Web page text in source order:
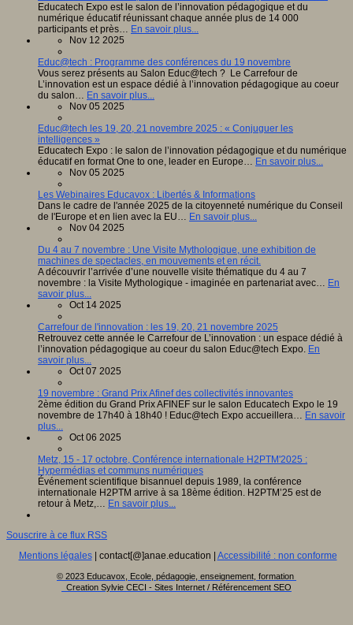
Educatech Expo est le salon de l’innovation pédagogique et du
numérique éducatif réunissant chaque année plus de 14 000
participants et près… En savoir plus...
Nov 12 2025
Educ@tech : Programme des conférences du 19 novembre
Vous serez présents au Salon Educ@tech ? Le Carrefour de
L’innovation est un espace dédié à l’innovation pédagogique au coeur
du salon… En savoir plus...
Nov 05 2025
Educ@tech les 19, 20, 21 novembre 2025 : « Conjuguer les
intelligences »
Educatech Expo : le salon de l’innovation pédagogique et du numérique
éducatif en format One to one, leader en Europe… En savoir plus...
Nov 05 2025
Les Webinaires Educavox : Libertés & Informations
Dans le cadre de l'année 2025 de la citoyenneté numérique du Conseil
de l'Europe et en lien avec la EU… En savoir plus...
Nov 04 2025
Du 4 au 7 novembre : Une Visite Mythologique, une exhibition de
machines de spectacles, en mouvements et en récit.
A découvrir l’arrivée d’une nouvelle visite thématique du 4 au 7
novembre : la Visite Mythologique - imaginée en partenariat avec… En
savoir plus...
Oct 14 2025
Carrefour de l'innovation : les 19, 20, 21 novembre 2025
Retrouvez cette année le Carrefour de L’innovation : un espace dédié à
l’innovation pédagogique au coeur du salon Educ@tech Expo. En
savoir plus...
Oct 07 2025
19 novembre : Grand Prix Afinef des collectivités innovantes
2ème édition du Grand Prix AFINEF sur le salon Educatech Expo le 19
novembre de 17h40 à 18h40 ! Educ@tech Expo accueillera… En savoir
plus...
Oct 06 2025
Metz, 15 - 17 octobre, Conférence internationale H2PTM'2025 :
Hypermédias et communs numériques
Événement scientifique bisannuel depuis 1989, la conférence
internationale H2PTM arrive à sa 18ème édition. H2PTM’25 est de
retour à Metz,… En savoir plus...
Souscrire à ce flux RSS
Mentions légales| contact[@]anae.education | Accessibilité : non conforme
© 2023 Educavox, Ecole, pédagogie, enseignement, formation
Creation Sylvie CECI - Sites Internet / Référencement SEO